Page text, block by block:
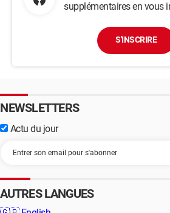
supplémentaires en vous
S'INSCRIRE
NEWSLETTERS
Actu du jour
AUTRES LANGUES